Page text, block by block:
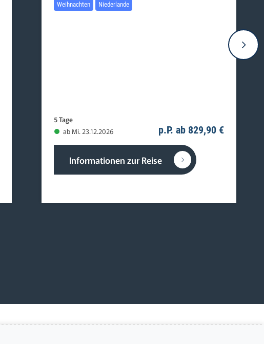
Weihnachten Niederlande
5 Tage
ab Mi. 23.12.2026
p.P. ab 829,90 €
Informationen zur Reise